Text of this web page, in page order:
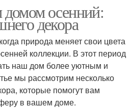
осенний:
декора
природа меняет свои цвета
коллекции. В этот период
наш дом более уютным и
мы рассмотрим несколько
которые помогут вам
в вашем доме.